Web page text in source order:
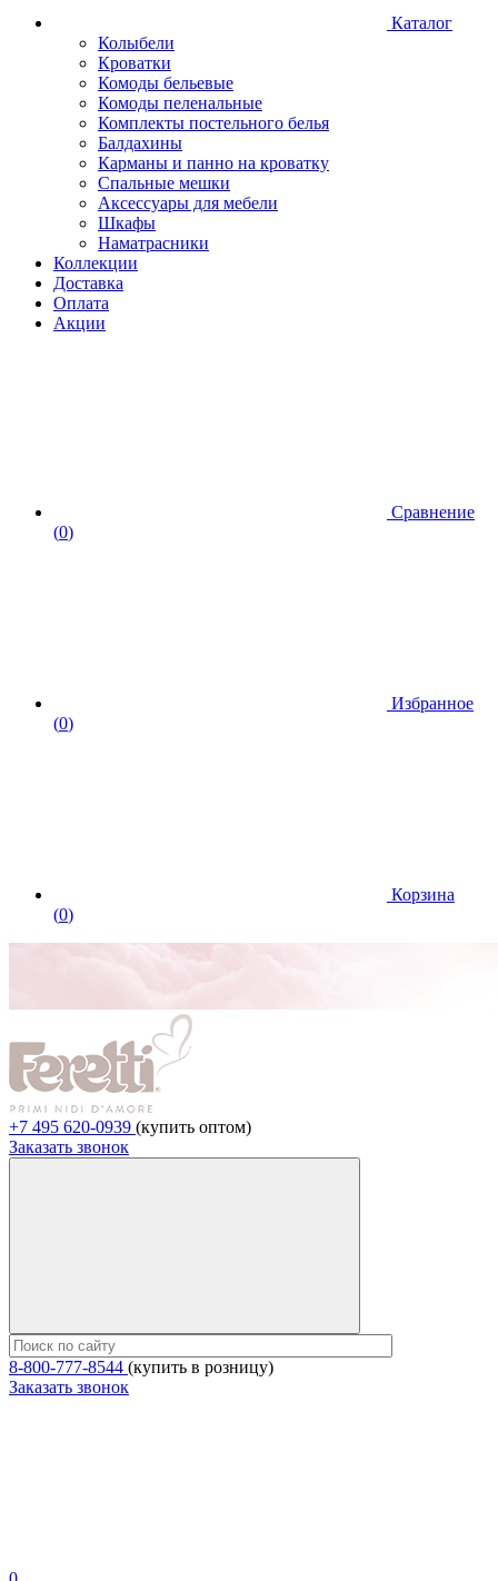
Каталог
Колыбели
Кроватки
Комоды бельевые
Комоды пеленальные
Комплекты постельного белья
Балдахины
Карманы и панно на кроватку
Спальные мешки
Аксессуары для мебели
Шкафы
Наматрасники
Коллекции
Доставка
Оплата
Акции
Сравнение
(0)
Избранное
(0)
Корзина
(0)
+7 495 620-0939 (купить оптом)
Заказать звонок
8-800-777-8544 (купить в розницу)
Заказать звонок